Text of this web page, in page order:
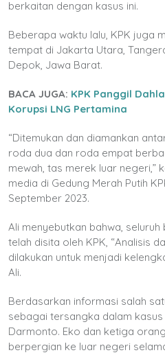
berkaitan dengan kasus ini.
Beberapa waktu lalu, KPK juga
tempat di Jakarta Utara,
Depok, Jawa Barat.
BACA JUGA: KPK Panggil
Korupsi LNG Pertamina
“Ditemukan dan diamankan
roda dua dan roda empat
mewah, tas merek luar negeri,”
media di Gedung Merah Putih
September 2023.
Ali menyebutkan bahwa,
telah disita oleh KPK, “Analisis
dilakukan untuk menjadi
Ali.
Berdasarkan informasi salah
sebagai tersangka dalam
Darmonto. Eko dan ketiga
berpergian ke luar negeri